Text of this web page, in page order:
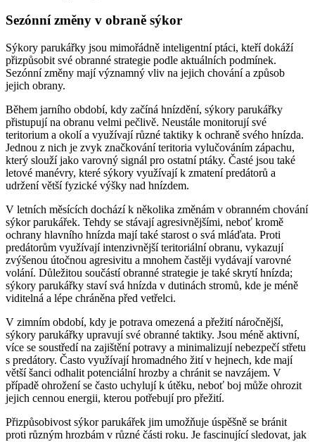
Sezónní změny v obraně sýkor
Sýkory parukářky jsou mimořádně inteligentní ptáci, kteří dokáží
přizpůsobit své obranné strategie podle aktuálních podmínek.
Sezónní změny mají významný vliv na jejich chování a způsob
jejich obrany.
Během jarního období, kdy začíná hnízdění, sýkory parukářky
přistupují na obranu velmi pečlivě. Neustále monitorují své
teritorium a okolí a využívají různé taktiky k ochraně svého hnízda.
Jednou z nich je zvyk značkování teritoria vylučováním zápachu,
který slouží jako varovný signál pro ostatní ptáky. Časté jsou také
letové manévry, které sýkory využívají k zmatení predátorů a
udržení větší fyzické výšky nad hnízdem.
V letních měsících dochází k několika změnám v obranném chování
sýkor parukářek. Tehdy se stávají agresivnějšími, neboť kromě
ochrany hlavního hnízda mají také starost o svá mláďata. Proti
predátorům využívají intenzivnější teritoriální obranu, vykazují
zvýšenou útočnou agresivitu a mnohem častěji vydávají varovné
volání. Důležitou součástí obranné strategie je také skrytí hnízda;
sýkory parukářky staví svá hnízda v dutinách stromů, kde je méně
viditelná a lépe chráněna před vetřelci.
V zimním období, kdy je potrava omezená a přežití náročnější,
sýkory parukářky upravují své obranné taktiky. Jsou méně aktivní,
více se soustředí na zajištění potravy a minimalizují nebezpečí střetu
s predátory. Často využívají hromadného žití v hejnech, kde mají
větší šanci odhalit potenciální hrozby a chránit se navzájem. V
případě ohrožení se často uchylují k útěku, neboť boj může ohrozit
jejich cennou energii, kterou potřebují pro přežití.
Přizpůsobivost sýkor parukářek jim umožňuje úspěšně se bránit
proti různým hrozbám v různé části roku. Je fascinující sledovat, jak